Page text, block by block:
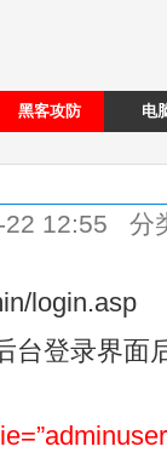
黑客攻防 电
22 12:55 分
login.asp
台登录界面